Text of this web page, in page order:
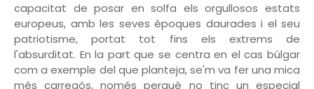
capacitat de posar en solfa els orgullosos estats
europeus, amb les seves èpoques daurades i el seu
patriotisme, portat tot fins els extrems de
l'absurditat. En la part que se centra en el cas búlgar
com a exemple del que planteja, se'm va fer una mica
més carregós, només perquè no tinc un especial